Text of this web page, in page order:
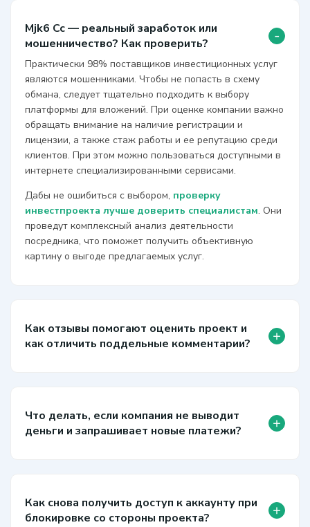
Mjk6 Cc — реальный заработок или
мошенничество? Как проверить?
-
Практически 98% поставщиков инвестиционных услуг
являются мошенниками. Чтобы не попасть в схему
обмана, следует тщательно подходить к выбору
платформы для вложений. При оценке компании важно
обращать внимание на наличие регистрации и
лицензии, а также стаж работы и ее репутацию среди
клиентов. При этом можно пользоваться доступными в
интернете специализированными сервисами.
Дабы не ошибиться с выбором, проверку
инвестпроекта лучше доверить специалистам. Они
проведут комплексный анализ деятельности
посредника, что поможет получить объективную
картину о выгоде предлагаемых услуг.
Как отзывы помогают оценить проект и
как отличить поддельные комментарии?
+
Что делать, если компания не выводит
деньги и запрашивает новые платежи?
+
Как снова получить доступ к аккаунту при
блокировке со стороны проекта?
+